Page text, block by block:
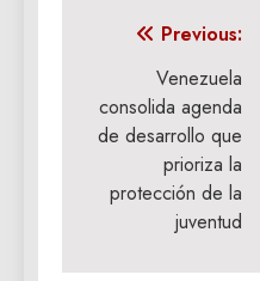
Navegación
entradas
Previous:
Venezuela
consolida agenda
de desarrollo que
prioriza la
protección de la
juventud